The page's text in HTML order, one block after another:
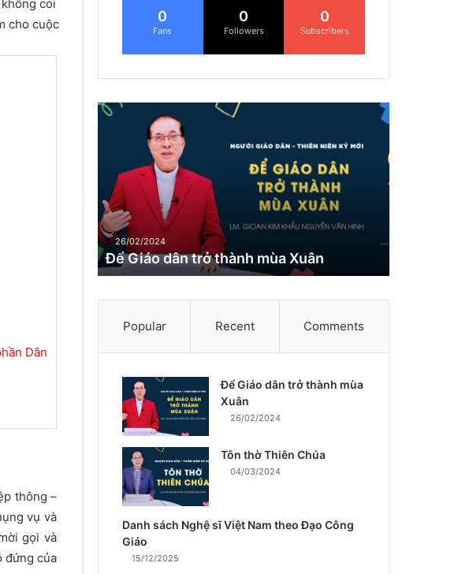
coi
cho cuộc
Dân
thông –
vụ và
gọi và
đứng của
0
Fans
0
Followers
0
Subscribers
Đ
ể
d
â
n
t
r
26/02/2024
Để Giáo dân trở thành mùa Xuân
Popular Recent Comments
Để Giáo dân trở thành mùa
Xuân
26/02/2024
Tôn thờ Thiên Chúa
04/03/2024
Danh sách Nghệ sĩ Việt Nam theo Đạo Công
Giáo
15/12/2025